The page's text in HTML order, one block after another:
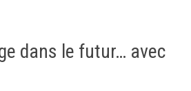
dans le futur… avec